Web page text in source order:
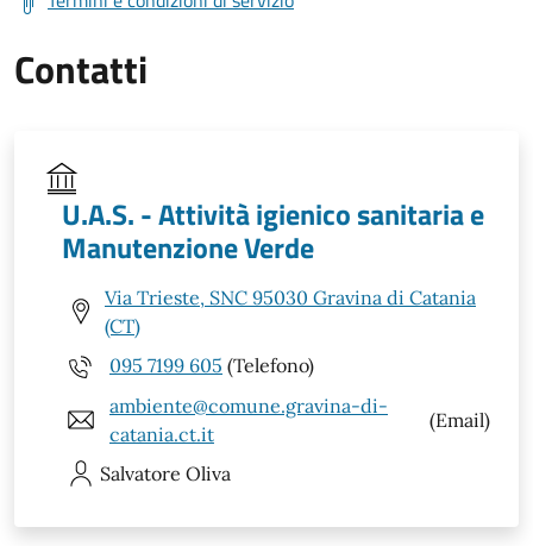
Contatti
U.A.S. - Attività igienico sanitaria e
Manutenzione Verde
Via Trieste, SNC 95030 Gravina di Catania
(CT)
095 7199 605 (Telefono)
ambiente@comune.gravina-di-
catania.ct.it
(Email)
Salvatore Oliva